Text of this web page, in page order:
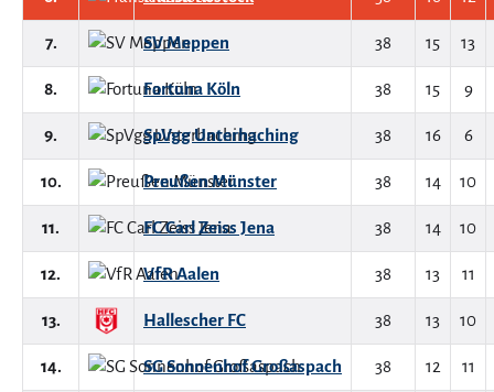
7. SV Meppen 38 15 13
8. Fortuna Köln 38 15 9
9. SpVgg Unterhaching 38 16 6
10. Preußen Münster 38 14 10
11. FC Carl Zeiss Jena 38 14 10
12. VfR Aalen 38 13 11
13. Hallescher FC 38 13 10
14. SG Sonnenhof Großaspach 38 12 11